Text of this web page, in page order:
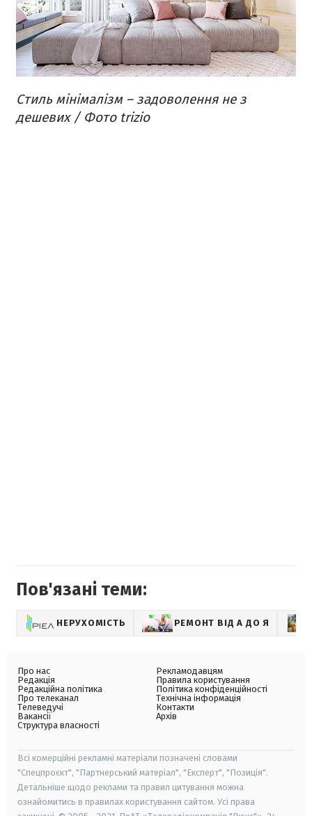
Стиль мінімалізм – задоволення не з
дешевих / Фото trizio
Пов'язані теми:
НЕРУХОМІСТЬ РЕМОНТ ВІД А ДО Я
Про нас
Редакція
Редакційна політика
Про телеканал
Телеведучі
Вакансії
Структура власності
Рекламодавцям
Правила користування
Політика конфіденційності
Технічна інформація
Контакти
Архів
Всі комерційні рекламні матеріали позначені словами
"Спецпроєкт", "Партнерський матеріал", "Експерт", "Позиція".
Детальніше щодо реклами та правил цитування можна
ознайомитись в правилах користування сайтом. Усі права